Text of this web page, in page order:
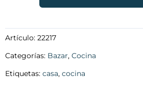
Artículo: 22217
Categorías: Bazar, Cocina
Etiquetas: casa, cocina